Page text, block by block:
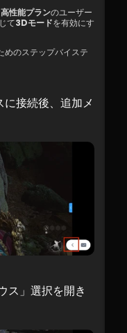
高性能プランのユーザー
て3Dモードを有効にす
のステップバイステ
に接続後、追加メ
ス」選択を開き